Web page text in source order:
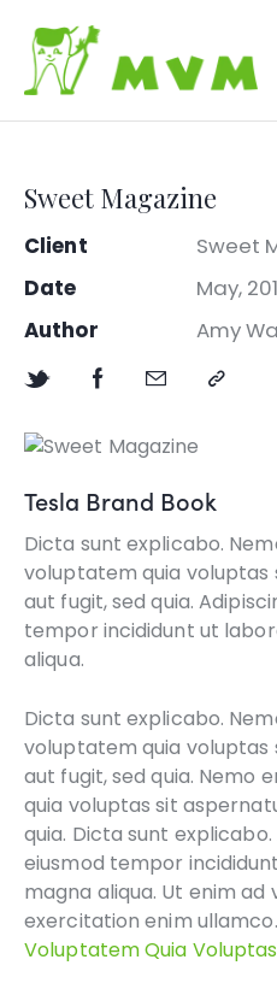
Sweet Magazine
Client
Sweet
Date
May,
Author
Amy
Tesla Brand Book
Dicta sunt explicabo.
voluptatem quia
aut fugit, sed quia.
tempor incididunt ut
aliqua.
Dicta sunt explicabo.
voluptatem quia
aut fugit, sed quia. Nemo
quia voluptas sit
quia. Dicta sunt
eiusmod tempor
magna aliqua. Ut enim ad
exercitation enim
Voluptatem Quia